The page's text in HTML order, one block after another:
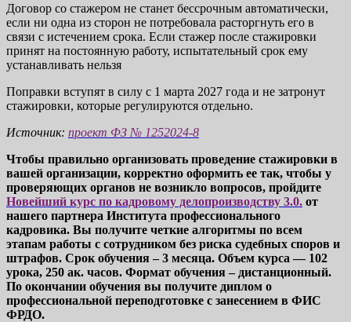
Договор со стажером не станет бессрочным автоматически,
если ни одна из сторон не потребовала расторгнуть его в
связи с истечением срока. Если стажер после стажировки
принят на постоянную работу, испытательный срок ему
устанавливать нельзя
Поправки вступят в силу с 1 марта 2027 года и не затронут
стажировки, которые регулируются отдельно.
Источник: проект ФЗ № 1252024-8
Чтобы правильно организовать проведение стажировки в
вашей организации, корректно оформить ее так, чтобы у
проверяющих органов не возникло вопросов, пройдите
Новейший курс по кадровому делопроизводству 3.0. от
нашего партнера Института профессионального
кадровика. Вы получите четкие алгоритмы по всем
этапам работы с сотрудником без риска судебных споров и
штрафов. Срок обучения – 3 месяца. Объем курса — 102
урока, 250 ак. часов. Формат обучения – дистанционный.
По окончании обучения вы получите диплом о
профессиональной переподготовке с занесением в ФИС
ФРДО.